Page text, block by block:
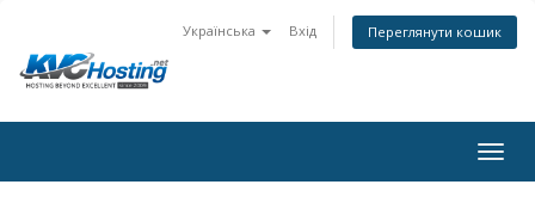
Українська Вхід Переглянути кошик